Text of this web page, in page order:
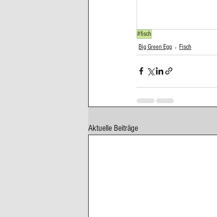
Feigen Fisch
#fisch
Big Green Egg
Fisch
Aktuelle Beiträge